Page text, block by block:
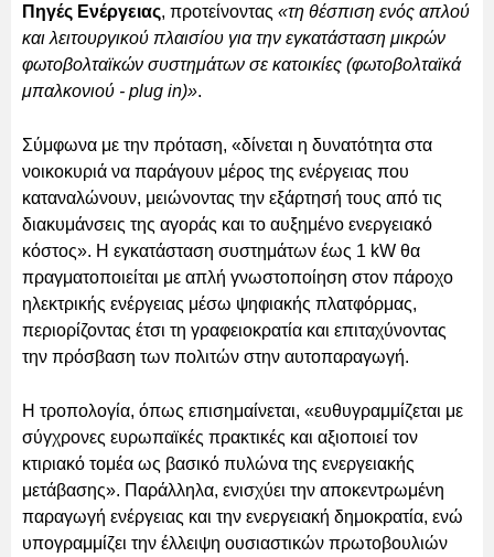
Πηγές Ενέργειας, προτείνοντας «τη θέσπιση ενός απλού
και λειτουργικού πλαισίου για την εγκατάσταση μικρών
φωτοβολταϊκών συστημάτων σε κατοικίες (φωτοβολταϊκά
μπαλκονιού - plug in)».
Σύμφωνα με την πρόταση, «δίνεται η δυνατότητα στα
νοικοκυριά να παράγουν μέρος της ενέργειας που
καταναλώνουν, μειώνοντας την εξάρτησή τους από τις
διακυμάνσεις της αγοράς και το αυξημένο ενεργειακό
κόστος». Η εγκατάσταση συστημάτων έως 1 kW θα
πραγματοποιείται με απλή γνωστοποίηση στον πάροχο
ηλεκτρικής ενέργειας μέσω ψηφιακής πλατφόρμας,
περιορίζοντας έτσι τη γραφειοκρατία και επιταχύνοντας
την πρόσβαση των πολιτών στην αυτοπαραγωγή.
Η τροπολογία, όπως επισημαίνεται, «ευθυγραμμίζεται με
σύγχρονες ευρωπαϊκές πρακτικές και αξιοποιεί τον
κτιριακό τομέα ως βασικό πυλώνα της ενεργειακής
μετάβασης». Παράλληλα, ενισχύει την αποκεντρωμένη
παραγωγή ενέργειας και την ενεργειακή δημοκρατία, ενώ
υπογραμμίζει την έλλειψη ουσιαστικών πρωτοβουλιών